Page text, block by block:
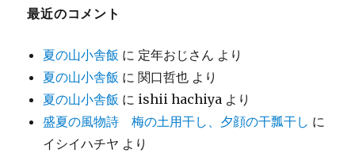
最近のコメント
夏の山小舎飯 に 定年おじさん より
夏の山小舎飯 に関口哲也 より
夏の山小舎飯 に ishii hachiya より
盛夏の風物詩 梅の土用干し、夕顔の干瓢干し に
イシイハチヤ より